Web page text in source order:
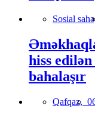
Sosial
hiss
bahalaşır
Qafqaz,